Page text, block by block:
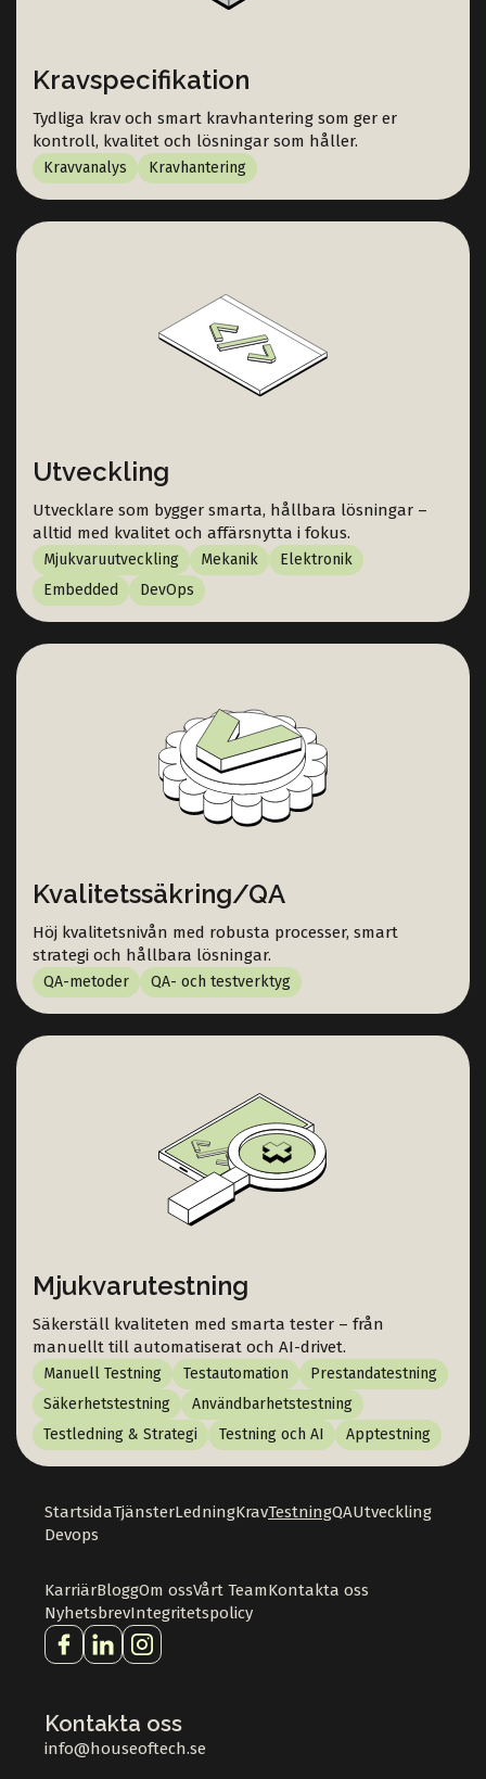
Kravspecifikation
Tydliga krav och smart kravhantering som ger er
kontroll, kvalitet och lösningar som håller.
Kravvanalys Kravhantering
Utveckling
Utvecklare som bygger smarta, hållbara lösningar –
alltid med kvalitet och affärsnytta i fokus.
Mjukvaruutveckling Mekanik
Elektronik
Embedded
DevOps
Kvalitetssäkring/QA
Höj kvalitetsnivån med robusta processer, smart
strategi och hållbara lösningar.
QA-metoder QA- och testverktyg
Mjukvarutestning
Säkerställ kvaliteten med smarta tester – från
manuellt till automatiserat och AI-drivet.
Manuell Testning Testautomation
Prestandatestning
Säkerhetstestning
Användbarhetstestning
Testledning & Strategi
Testning och AI Apptestning
StartsidaTjänsterLedningKravTestningQAUtveckling
Devops
KarriärBloggOm ossVårt TeamKontakta oss
NyhetsbrevIntegritetspolicy
Kontakta oss
info@houseoftech.se